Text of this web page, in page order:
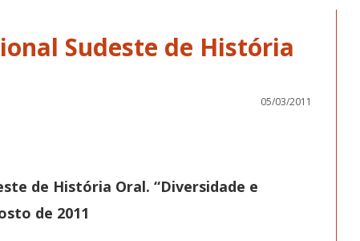
Sudeste de História
05/03/2011
de História Oral. “Diversidade e
de 2011